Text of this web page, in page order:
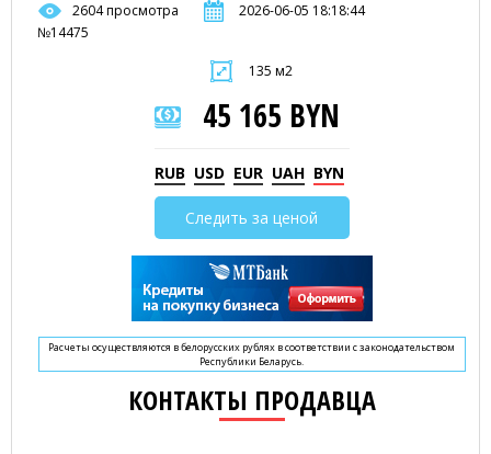
2604 просмотра
2026-06-05 18:18:44
№14475
135 м2
45 165 BYN
RUB USD EUR UAH BYN
Следить за ценой
Расчеты осуществляются в белорусских рублях в соответствии с законодательством
Республики Беларусь.
КОНТАКТЫ ПРОДАВЦА